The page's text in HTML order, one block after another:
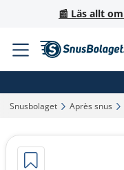
📰 Läs allt
Snusbolaget‎ Après snus‎